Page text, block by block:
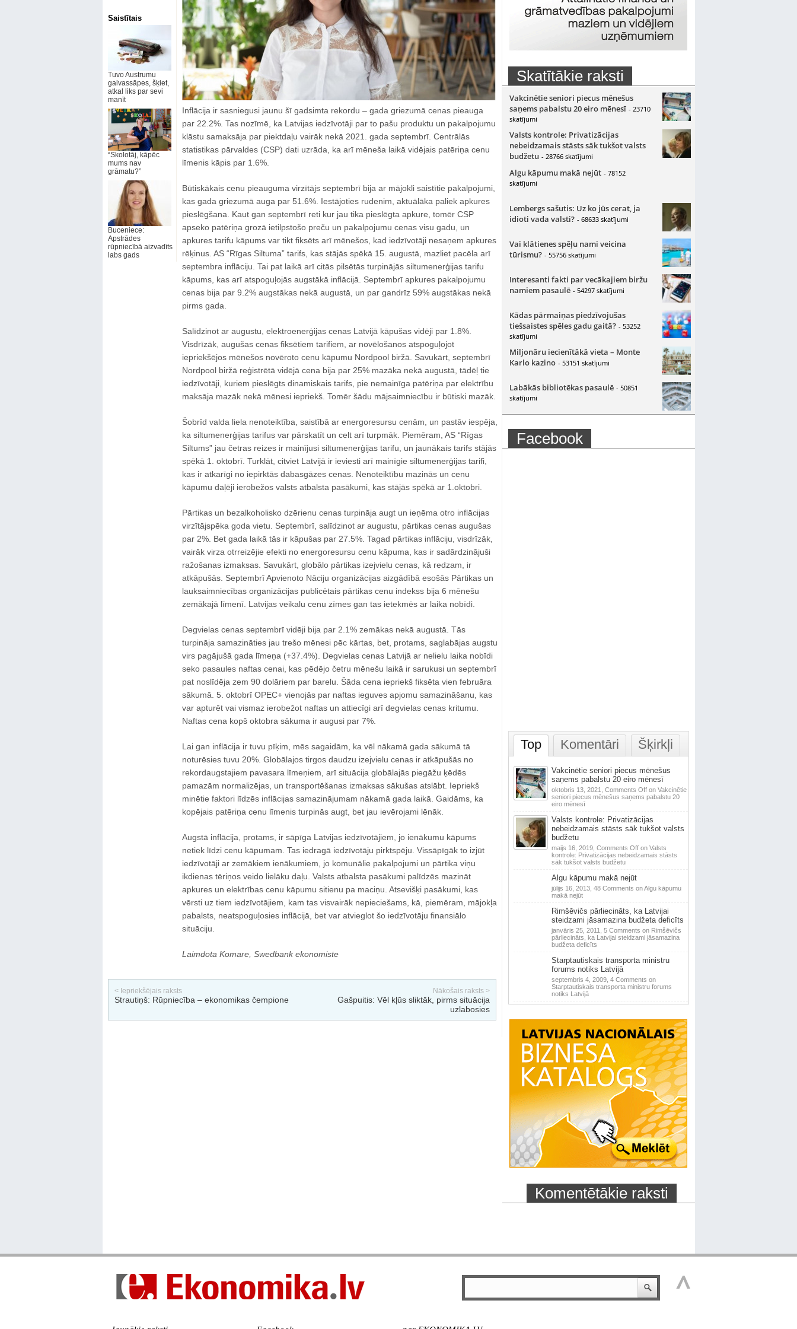
Saistītais
Tuvo Austrumu
galvassāpes, šķiet,
atkal liks par sevi
manīt
“Skolotāj, kāpēc
mums nav
grāmatu?”
Buceniece:
Apstrādes
rūpniecībā aizvadīts
labs gads
Inflācija ir sasniegusi jaunu šī gadsimta rekordu – gada griezumā cenas pieauga
par 22.2%. Tas nozīmē, ka Latvijas iedzīvotāji par to pašu produktu un pakalpojumu
klāstu samaksāja par piektdaļu vairāk nekā 2021. gada septembrī. Centrālās
statistikas pārvaldes (CSP) dati uzrāda, ka arī mēneša laikā vidējais patēriņa cenu
līmenis kāpis par 1.6%.
Būtiskākais cenu pieauguma virzītājs septembrī bija ar mājokli saistītie pakalpojumi,
kas gada griezumā auga par 51.6%. Iestājoties rudenim, aktuālāka paliek apkures
pieslēgšana. Kaut gan septembrī reti kur jau tika pieslēgta apkure, tomēr CSP
apseko patēriņa grozā ietilpstošo preču un pakalpojumu cenas visu gadu, un
apkures tarifu kāpums var tikt fiksēts arī mēnešos, kad iedzīvotāji nesaņem apkures
rēķinus. AS “Rīgas Siltuma” tarifs, kas stājās spēkā 15. augustā, mazliet pacēla arī
septembra inflāciju. Tai pat laikā arī citās pilsētās turpinājās siltumenerģijas tarifu
kāpums, kas arī atspoguļojās augstākā inflācijā. Septembrī apkures pakalpojumu
cenas bija par 9.2% augstākas nekā augustā, un par gandrīz 59% augstākas nekā
pirms gada.
Salīdzinot ar augustu, elektroenerģijas cenas Latvijā kāpušas vidēji par 1.8%.
Visdrīzāk, augušas cenas fiksētiem tarifiem, ar novēlošanos atspoguļojot
iepriekšējos mēnešos novēroto cenu kāpumu Nordpool biržā. Savukārt, septembrī
Nordpool biržā reģistrētā vidējā cena bija par 25% mazāka nekā augustā, tādēļ tie
iedzīvotāji, kuriem pieslēgts dinamiskais tarifs, pie nemainīga patēriņa par elektrību
maksāja mazāk nekā mēnesi iepriekš. Tomēr šādu mājsaimniecību ir būtiski mazāk.
Šobrīd valda liela nenoteiktība, saistībā ar energoresursu cenām, un pastāv iespēja,
ka siltumenerģijas tarifus var pārskatīt un celt arī turpmāk. Piemēram, AS “Rīgas
Siltums” jau četras reizes ir mainījusi siltumenerģijas tarifu, un jaunākais tarifs stājās
spēkā 1. oktobrī. Turklāt, citviet Latvijā ir ieviesti arī mainīgie siltumenerģijas tarifi,
kas ir atkarīgi no iepirktās dabasgāzes cenas. Nenoteiktību mazinās un cenu
kāpumu daļēji ierobežos valsts atbalsta pasākumi, kas stājās spēkā ar 1.oktobri.
Pārtikas un bezalkoholisko dzērienu cenas turpināja augt un ieņēma otro inflācijas
virzītājspēka goda vietu. Septembrī, salīdzinot ar augustu, pārtikas cenas augušas
par 2%. Bet gada laikā tās ir kāpušas par 27.5%. Tagad pārtikas inflāciju, visdrīzāk,
vairāk virza otrreizējie efekti no energoresursu cenu kāpuma, kas ir sadārdzinājuši
ražošanas izmaksas. Savukārt, globālo pārtikas izejvielu cenas, kā redzam, ir
atkāpušās. Septembrī Apvienoto Nāciju organizācijas aizgādībā esošās Pārtikas un
lauksaimniecības organizācijas publicētais pārtikas cenu indekss bija 6 mēnešu
zemākajā līmenī. Latvijas veikalu cenu zīmes gan tas ietekmēs ar laika nobīdi.
Degvielas cenas septembrī vidēji bija par 2.1% zemākas nekā augustā. Tās
turpināja samazināties jau trešo mēnesi pēc kārtas, bet, protams, saglabājas augstu
virs pagājušā gada līmeņa (+37.4%). Degvielas cenas Latvijā ar nelielu laika nobīdi
seko pasaules naftas cenai, kas pēdējo četru mēnešu laikā ir sarukusi un septembrī
pat noslīdēja zem 90 dolāriem par barelu. Šāda cena iepriekš fiksēta vien februāra
sākumā. 5. oktobrī OPEC+ vienojās par naftas ieguves apjomu samazināšanu, kas
var apturēt vai vismaz ierobežot naftas un attiecīgi arī degvielas cenas kritumu.
Naftas cena kopš oktobra sākuma ir augusi par 7%.
Lai gan inflācija ir tuvu pīķim, mēs sagaidām, ka vēl nākamā gada sākumā tā
noturēsies tuvu 20%. Globālajos tirgos daudzu izejvielu cenas ir atkāpušās no
rekordaugstajiem pavasara līmeņiem, arī situācija globālajās piegāžu ķēdēs
pamazām normalizējas, un transportēšanas izmaksas sākušas atslābt. Iepriekš
minētie faktori līdzēs inflācijas samazinājumam nākamā gada laikā. Gaidāms, ka
kopējais patēriņa cenu līmenis turpinās augt, bet jau ievērojami lēnāk.
Augstā inflācija, protams, ir sāpīga Latvijas iedzīvotājiem, jo ienākumu kāpums
netiek līdzi cenu kāpumam. Tas iedragā iedzīvotāju pirktspēju. Vissāpīgāk to izjūt
iedzīvotāji ar zemākiem ienākumiem, jo komunālie pakalpojumi un pārtika viņu
ikdienas tēriņos veido lielāku daļu. Valsts atbalsta pasākumi palīdzēs mazināt
apkures un elektrības cenu kāpumu sitienu pa maciņu. Atsevišķi pasākumi, kas
vērsti uz tiem iedzīvotājiem, kam tas visvairāk nepieciešams, kā, piemēram, mājokļa
pabalsts, neatspoguļosies inflācijā, bet var atvieglot šo iedzīvotāju finansiālo
situāciju.
Laimdota Komare, Swedbank ekonomiste
< Iepriekšējais raksts
Strautiņš: Rūpniecība – ekonomikas čempione
Nākošais raksts >
Gašpuitis: Vēl kļūs sliktāk, pirms situācija
uzlabosies
Skatītākie raksti
Vakcinētie seniori piecus mēnešus
saņems pabalstu 20 eiro mēnesī - 23710
skatījumi
Valsts kontrole: Privatizācijas
nebeidzamais stāsts sāk tukšot valsts
budžetu - 28766 skatījumi
Algu kāpumu makā nejūt - 78152
skatījumi
Lembergs sašutis: Uz ko jūs cerat, ja
idioti vada valsti? - 68633 skatījumi
Vai klātienes spēļu nami veicina
tūrismu? - 55756 skatījumi
Interesanti fakti par vecākajiem biržu
namiem pasaulē - 54297 skatījumi
Kādas pārmaiņas piedzīvojušas
tiešsaistes spēles gadu gaitā? - 53252
skatījumi
Miljonāru iecienītākā vieta – Monte
Karlo kazino - 53151 skatījumi
Labākās bibliotēkas pasaulē - 50851
skatījumi
Facebook
Top Komentāri Šķirkļi
Vakcinētie seniori piecus mēnešus
saņems pabalstu 20 eiro mēnesī
oktobris 13, 2021, Comments Offon Vakcinētie
seniori piecus mēnešus saņems pabalstu 20
eiro mēnesī
Valsts kontrole: Privatizācijas
nebeidzamais stāsts sāk tukšot valsts
budžetu
maijs 16, 2019, Comments Offon Valsts
kontrole: Privatizācijas nebeidzamais stāsts
sāk tukšot valsts budžetu
Algu kāpumu makā nejūt
jūlijs 16, 2013, 48 Comments on Algu kāpumu
makā nejūt
Rimšēvičs pārliecināts, ka Latvijai
steidzami jāsamazina budžeta deficīts
janvāris 25, 2011, 5 Comments on Rimšēvičs
pārliecināts, ka Latvijai steidzami jāsamazina
budžeta deficīts
Starptautiskais transporta ministru
forums notiks Latvijā
septembris 4, 2009, 4 Comments on
Starptautiskais transporta ministru forums
notiks Latvijā
Komentētākie raksti